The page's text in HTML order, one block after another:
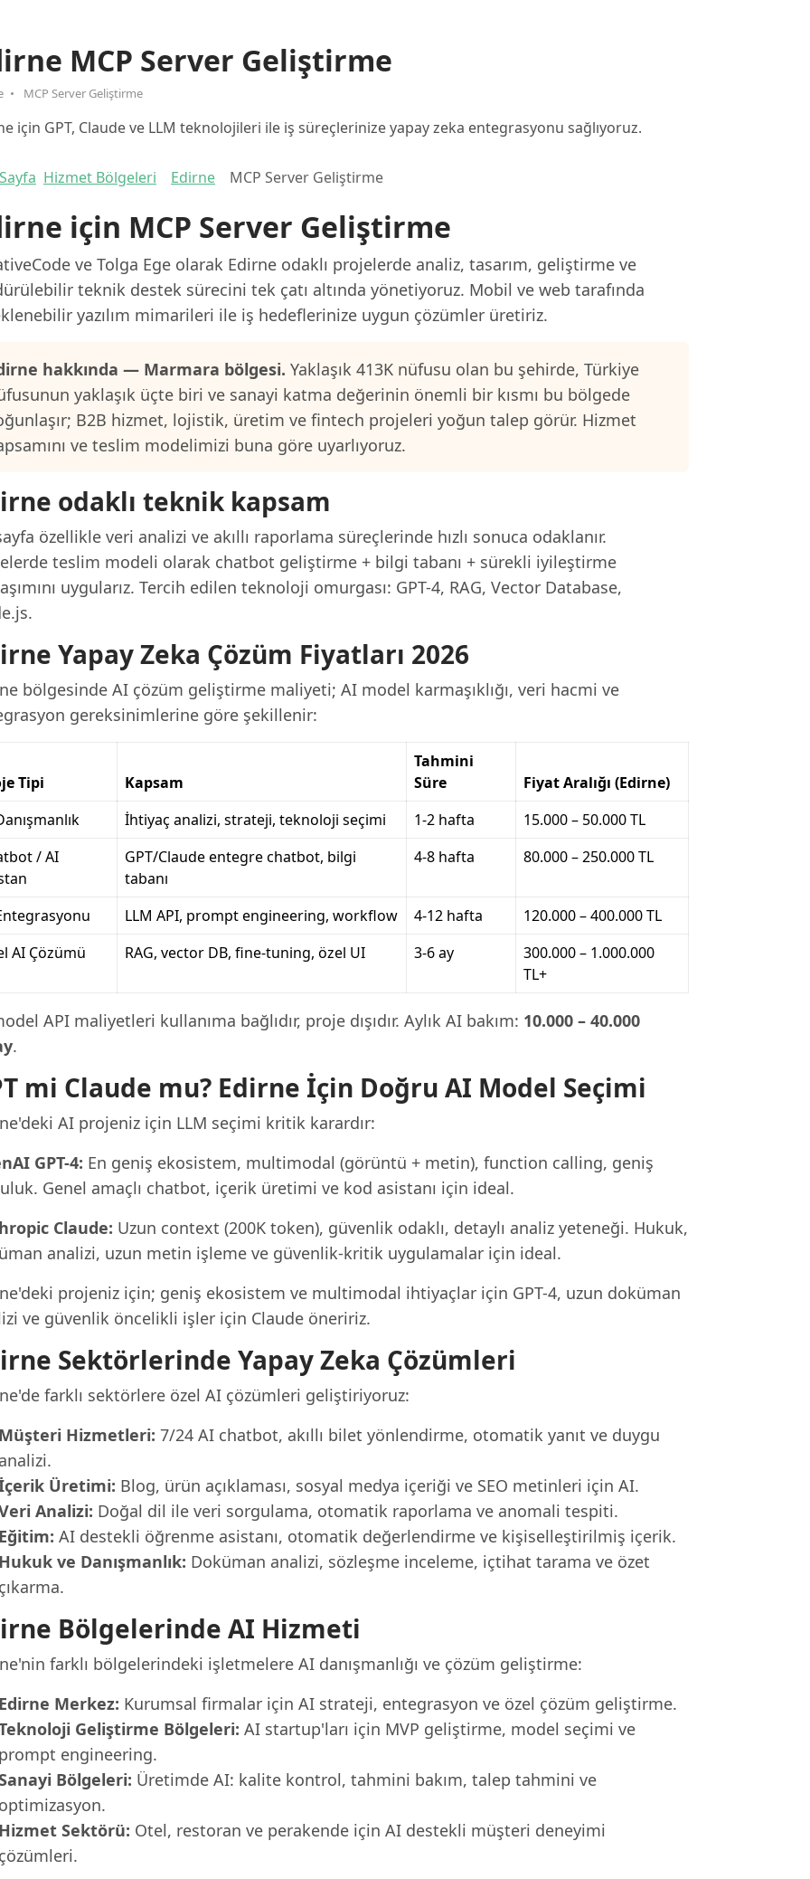
MCP Server Geliştirme
MCP Server Geliştirme
için GPT, Claude ve LLM teknolojileri ile iş süreçlerinize yapay zeka entegrasyonu sağlıyoruz.
Hizmet Bölgeleri Edirne MCP Server Geliştirme
için MCP Server Geliştirme
ve Tolga Ege olarak Edirne odaklı projelerde analiz, tasarım, geliştirme ve
teknik destek sürecini tek çatı altında yönetiyoruz. Mobil ve web tarafında
yazılım mimarileri ile iş hedeflerinize uygun çözümler üretiriz.
hakkında — Marmara bölgesi. Yaklaşık 413K nüfusu olan bu şehirde, Türkiye
yaklaşık üçte biri ve sanayi katma değerinin önemli bir kısmı bu bölgede
B2B hizmet, lojistik, üretim ve fintech projeleri yoğun talep görür. Hizmet
ve teslim modelimizi buna göre uyarlıyoruz.
odaklı teknik kapsam
özellikle veri analizi ve akıllı raporlama süreçlerinde hızlı sonuca odaklanır.
teslim modeli olarak chatbot geliştirme + bilgi tabanı + sürekli iyileştirme
uygularız. Tercih edilen teknoloji omurgası: GPT-4, RAG, Vector Database,
Yapay Zeka Çözüm Fiyatları 2026
bölgesinde AI çözüm geliştirme maliyeti; AI model karmaşıklığı, veri hacmi ve
gereksinimlerine göre şekillenir:
Tipi Kapsam
Tahmini
Süre
Fiyat Aralığı (Edirne)
İhtiyaç analizi, strateji, teknoloji seçimi 1-2 hafta
15.000 – 50.000 TL
/ AI
GPT/Claude entegre chatbot, bilgi
tabanı
4-8 hafta 80.000 – 250.000 TL
LLM API, prompt engineering, workflow 4-12 hafta
120.000 – 400.000 TL
AI Çözümü
RAG, vector DB, fine-tuning, özel UI 3-6 ay
300.000 – 1.000.000
TL+
API maliyetleri kullanıma bağlıdır, proje dışıdır. Aylık AI bakım: 10.000 – 40.000
.
mi Claude mu? Edirne İçin Doğru AI Model Seçimi
AI projeniz için LLM seçimi kritik karardır:
GPT-4: En geniş ekosistem, multimodal (görüntü + metin), function calling, geniş
Genel amaçlı chatbot, içerik üretimi ve kod asistanı için ideal.
Claude: Uzun context (200K token), güvenlik odaklı, detaylı analiz yeteneği. Hukuk,
analizi, uzun metin işleme ve güvenlik-kritik uygulamalar için ideal.
projeniz için; geniş ekosistem ve multimodal ihtiyaçlar için GPT-4, uzun doküman
ve güvenlik öncelikli işler için Claude öneririz.
Sektörlerinde Yapay Zeka Çözümleri
farklı sektörlere özel AI çözümleri geliştiriyoruz:
Müşteri Hizmetleri: 7/24 AI chatbot, akıllı bilet yönlendirme, otomatik yanıt ve duygu
analizi.
Üretimi: Blog, ürün açıklaması, sosyal medya içeriği ve SEO metinleri için AI.
Analizi: Doğal dil ile veri sorgulama, otomatik raporlama ve anomali tespiti.
Eğitim: AI destekli öğrenme asistanı, otomatik değerlendirme ve kişiselleştirilmiş içerik.
Hukuk ve Danışmanlık: Doküman analizi, sözleşme inceleme, içtihat tarama ve özet
çıkarma.
Bölgelerinde AI Hizmeti
farklı bölgelerindeki işletmelere AI danışmanlığı ve çözüm geliştirme:
Edirne Merkez: Kurumsal firmalar için AI strateji, entegrasyon ve özel çözüm geliştirme.
Geliştirme Bölgeleri: AI startup'ları için MVP geliştirme, model seçimi ve
prompt engineering.
Bölgeleri: Üretimde AI: kalite kontrol, tahmini bakım, talep tahmini ve
optimizasyon.
Hizmet Sektörü: Otel, restoran ve perakende için AI destekli müşteri deneyimi
çözümleri.